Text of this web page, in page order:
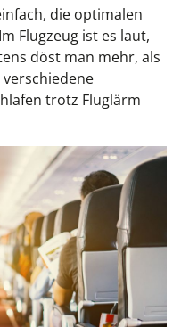
die optimalen
Flugzeug ist es laut,
döst man mehr, als
trotz Fluglärm